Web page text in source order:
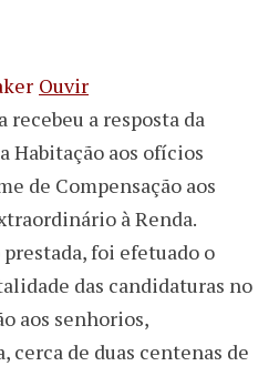
Ouvir
recebeu a resposta da
Habitação aos ofícios
de Compensação aos
à Renda.
foi efetuado o
das candidaturas no
aos senhorios,
cerca de duas centenas de